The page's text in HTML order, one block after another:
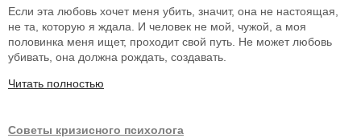
Если эта любовь хочет меня убить, значит, она не настоящая,
не та, которую я ждала. И человек не мой, чужой, а моя
половинка меня ищет, проходит свой путь. Не может любовь
убивать, она должна рождать, создавать.
Читать полностью
Советы кризисного психолога